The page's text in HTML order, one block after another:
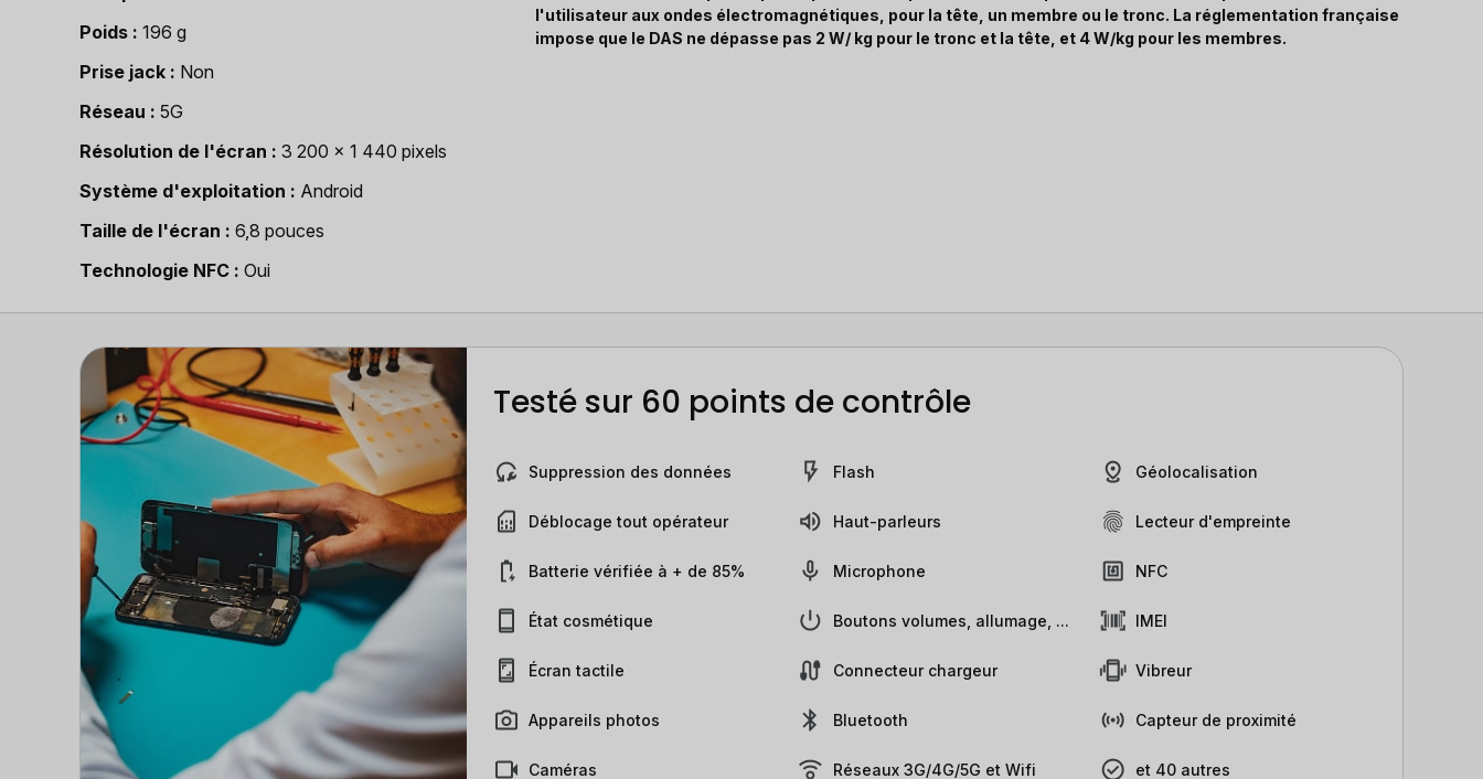
Poids
196 g
Prise jack
Non
Réseau
5G
Résolution de l'écran
3 200 x 1 440 pixels
Système d'exploitation
Android
Taille de l'écran
6,8 pouces
Technologie NFC
Oui
l'utilisateur aux ondes électromagnétiques, pour la tête, un membre ou le tronc. La réglementation française
impose que le DAS ne dépasse pas 2 W/ kg pour le tronc et la tête, et 4 W/kg pour les membres.
Testé sur 60 points de contrôle
Suppression des données
Déblocage tout opérateur
Batterie vérifiée à + de 85%
État cosmétique
Écran tactile
Appareils photos
Caméras
Flash
Haut-parleurs
Microphone
Boutons volumes, allumage, ...
Connecteur chargeur
Bluetooth
Réseaux 3G/4G/5G et Wifi
Géolocalisation
Lecteur d'empreinte
NFC
IMEI
Vibreur
Capteur de proximité
et 40 autres